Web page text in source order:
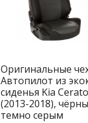
Оригинальные
Автопилот из
сиденья Kia
(2013-2018),
темно серым